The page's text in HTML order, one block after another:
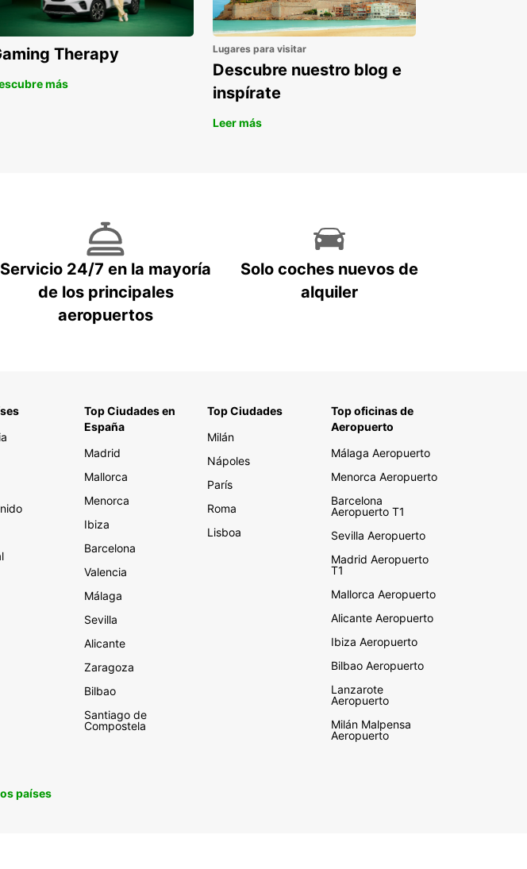
Therapy
más
Lugares para visitar
Descubre nuestro blog e
inspírate
Leer más
Servicio 24/7 en la mayoría
de los principales
aeropuertos
Solo coches nuevos de
alquiler
Top Ciudades en
España
Madrid
Mallorca
Menorca
Ibiza
Barcelona
Valencia
Málaga
Sevilla
Alicante
Zaragoza
Bilbao
Santiago de
Compostela
Top Ciudades
Milán
Nápoles
París
Roma
Lisboa
Top oficinas de
Aeropuerto
Málaga Aeropuerto
Menorca Aeropuerto
Barcelona
Aeropuerto T1
Sevilla Aeropuerto
Madrid Aeropuerto
T1
Mallorca Aeropuerto
Alicante Aeropuerto
Ibiza Aeropuerto
Bilbao Aeropuerto
Lanzarote
Aeropuerto
Milán Malpensa
Aeropuerto
países